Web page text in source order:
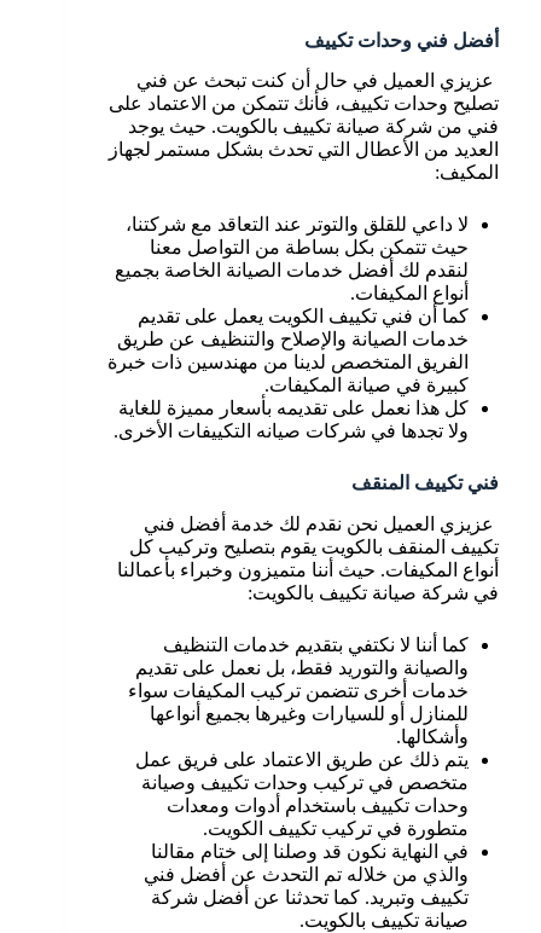
أفضل فني وحدات تكييف
عزيزي العميل في حال أن كنت تبحث عن فني
تصليح وحدات تكييف، فأنك تتمكن من الاعتماد على
فني من شركة صيانة تكييف بالكويت. حيث يوجد
العديد من الأعطال التي تحدث بشكل مستمر لجهاز
المكيف:
لا داعي للقلق والتوتر عند التعاقد مع شركتنا،
حيث تتمكن بكل بساطة من التواصل معنا
لنقدم لك أفضل خدمات الصيانة الخاصة بجميع
أنواع المكيفات.
كما أن فني تكييف الكويت يعمل على تقديم
خدمات الصيانة والإصلاح والتنظيف عن طريق
الفريق المتخصص لدينا من مهندسين ذات خبرة
كبيرة في صيانة المكيفات.
كل هذا نعمل على تقديمه بأسعار مميزة للغاية
ولا تجدها في شركات صيانه التكييفات الأخرى.
فني تكييف المنقف
عزيزي العميل نحن نقدم لك خدمة أفضل فني
تكييف المنقف بالكويت يقوم بتصليح وتركيب كل
أنواع المكيفات. حيث أننا متميزون وخبراء بأعمالنا
في شركة صيانة تكييف بالكويت:
كما أننا لا نكتفي بتقديم خدمات التنظيف
والصيانة والتوريد فقط، بل نعمل على تقديم
خدمات أخرى تتضمن تركيب المكيفات سواء
للمنازل أو للسيارات وغيرها بجميع أنواعها
وأشكالها.
يتم ذلك عن طريق الاعتماد على فريق عمل
متخصص في تركيب وحدات تكييف وصيانة
وحدات تكييف باستخدام أدوات ومعدات
متطورة في تركيب تكييف الكويت.
في النهاية نكون قد وصلنا إلى ختام مقالنا
والذي من خلاله تم التحدث عن أفضل فني
تكييف وتبريد. كما تحدثنا عن أفضل شركة
صيانة تكييف بالكويت.